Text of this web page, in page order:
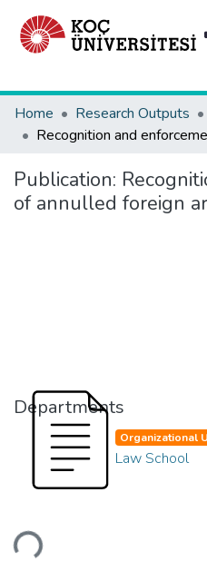
Home
Research Outputs
Publication:
of annulled foreign
Departments
Organizational
Law School